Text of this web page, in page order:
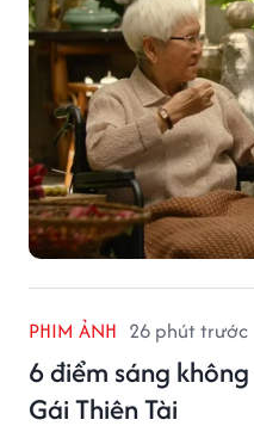
PHIM ẢNH 26 phút trước
6 điểm sáng
Gái Thiên Tài